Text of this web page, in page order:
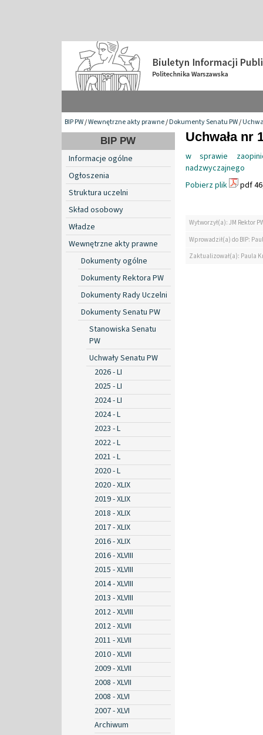
BIP PW/Wewnętrzne akty prawne/Dokumenty Senatu PW/
BIP PW
Informacje ogólne
Ogłoszenia
Struktura uczelni
Skład osobowy
Władze
Wewnętrzne akty prawne
Dokumenty ogólne
Dokumenty Rektora PW
Dokumenty Rady Uczelni
Dokumenty Senatu PW
Stanowiska Senatu
PW
Uchwały Senatu PW
2026 - LI
2025 - LI
2024 - LI
2024 - L
2023 - L
2022 - L
2021 - L
2020 - L
2020 - XLIX
2019 - XLIX
2018 - XLIX
2017 - XLIX
2016 - XLIX
2016 - XLVIII
2015 - XLVIII
2014 - XLVIII
2013 - XLVIII
2012 - XLVIII
2012 - XLVII
2011 - XLVII
2010 - XLVII
2009 - XLVII
2008 - XLVII
2008 - XLVI
2007 - XLVI
Archiwum
Uchwała nr
w sprawie
nadzwyczajnego
Pobierz plik
pdf
Wytworzył(a): JM Rektor
Wprowadził(a) do BIP:
Zaktualizował(a): Paula